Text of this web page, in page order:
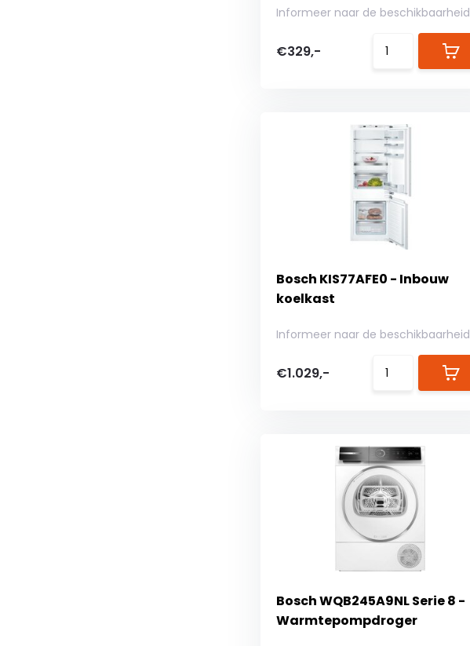
Informeer naar de beschikbaarheid
€329,-
Bosch KIS77AFE0 - Inbouw
koelkast
Informeer naar de beschikbaarheid
€1.029,-
Bosch WQB245A9NL Serie 8 -
Warmtepompdroger